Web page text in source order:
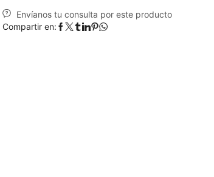
Envíanos tu consulta por este producto
Compartir en: